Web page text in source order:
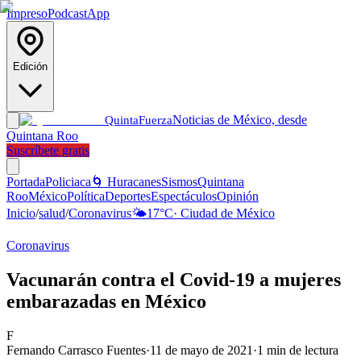
ImpresoPodcastApp
Edición
QuintaFuerzaNoticias de México, desde
Quintana Roo
Suscríbete gratis
PortadaPoliciaca 🌀 HuracanesSismosQuintana
RooMéxicoPolíticaDeportesEspectáculosOpinión
Inicio/salud/Coronavirus🌤️17°C· Ciudad de México
Coronavirus
Vacunarán contra el Covid-19 a mujeres
embarazadas en México
F
Fernando Carrasco Fuentes·11 de mayo de 2021 ·1 min de lectura